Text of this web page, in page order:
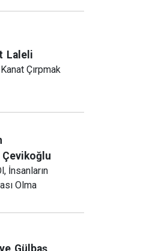
Laleli
Çırpmak
Çevikoğlu
İnsanların
Olma